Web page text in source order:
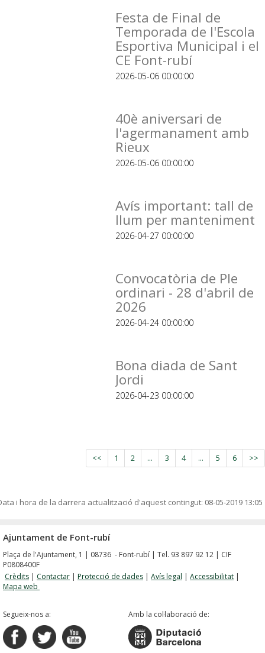
Festa de Final de
Temporada de l'Escola
Esportiva Municipal i el
CE Font-rubí
2026-05-06 00:00:00
40è aniversari de
l'agermanament amb
Rieux
2026-05-06 00:00:00
Avís important: tall de
llum per manteniment
2026-04-27 00:00:00
Convocatòria de Ple
ordinari - 28 d'abril de
2026
2026-04-24 00:00:00
Bona diada de Sant
Jordi
2026-04-23 00:00:00
<< 1 2 ... 3 4 ... 5 6 >>
i hora de la darrera actualització d'aquest contingut: 08-05-2019 13:05
Ajuntament de Font-rubí
Plaça de l'Ajuntament, 1 | 08736 - Font-rubí | Tel. 93 897 92 12 | CIF
P0808400F
Crèdits | Contactar | Protecció de dades | Avís legal | Accessibilitat |
Mapa web
Segueix-nos a: Amb la col·laboració de: